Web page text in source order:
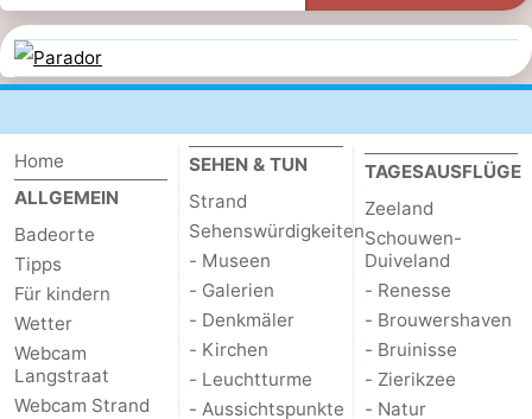
Home
ALLGEMEIN
Badeorte
Tipps
Für kindern
Wetter
Webcam
Langstraat
Webcam Strand
SEHEN & TUN
Strand
Sehenswürdigkeiten
- Museen
- Galerien
- Denkmäler
- Kirchen
- Leuchtturme
- Aussichtspunkte
TAGESAUSFLÜGE
Zeeland
Schouwen-
Duiveland
- Renesse
- Brouwershaven
- Bruinisse
- Zierikzee
- Natur